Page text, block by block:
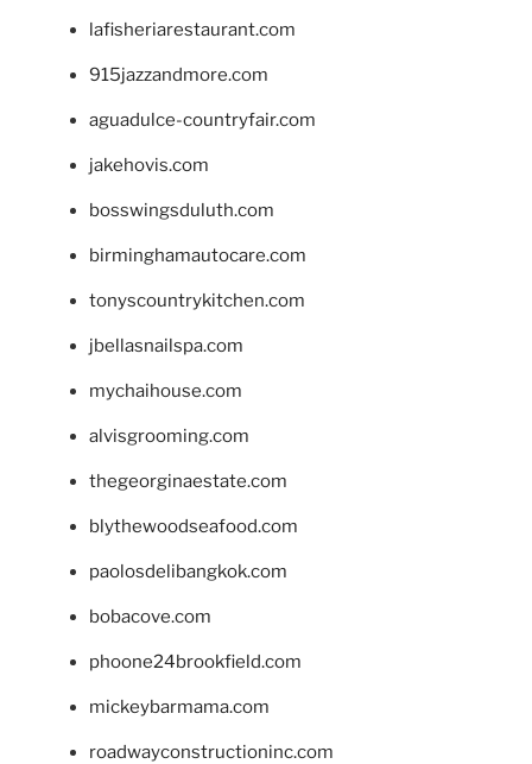
lafisheriarestaurant.com
915jazzandmore.com
aguadulce-countryfair.com
jakehovis.com
bosswingsduluth.com
birminghamautocare.com
tonyscountrykitchen.com
jbellasnailspa.com
mychaihouse.com
alvisgrooming.com
thegeorginaestate.com
blythewoodseafood.com
paolosdelibangkok.com
bobacove.com
phoone24brookfield.com
mickeybarmama.com
roadwayconstructioninc.com